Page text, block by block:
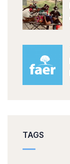
TAGS